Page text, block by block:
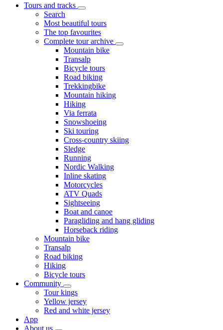
Tours and tracks
Search
Most beautiful tours
The top favourites
Complete tour archive
Mountain bike
Transalp
Bicycle tours
Road biking
Trekkingbike
Mountain hiking
Hiking
Via ferrata
Snowshoeing
Ski touring
Cross-country skiing
Sledge
Running
Nordic Walking
Inline skating
Motorcycles
ATV Quads
Sightseeing
Boat and canoe
Paragliding and hang gliding
Horseback riding
Mountain bike
Transalp
Road biking
Hiking
Bicycle tours
Community
Tour kings
Yellow jersey
Red and white jersey
App
About us